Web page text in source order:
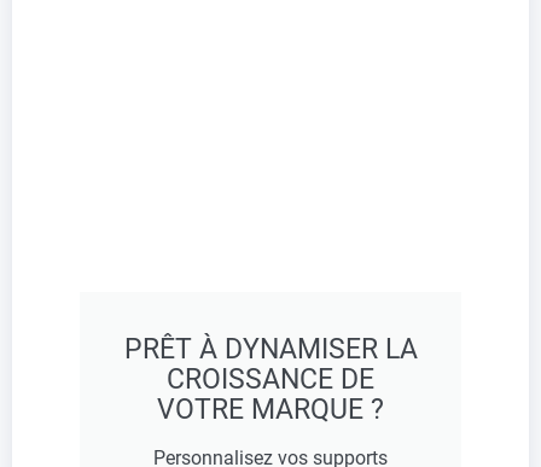
PRÊT À DYNAMISER LA
CROISSANCE DE
VOTRE MARQUE ?
Personnalisez vos supports